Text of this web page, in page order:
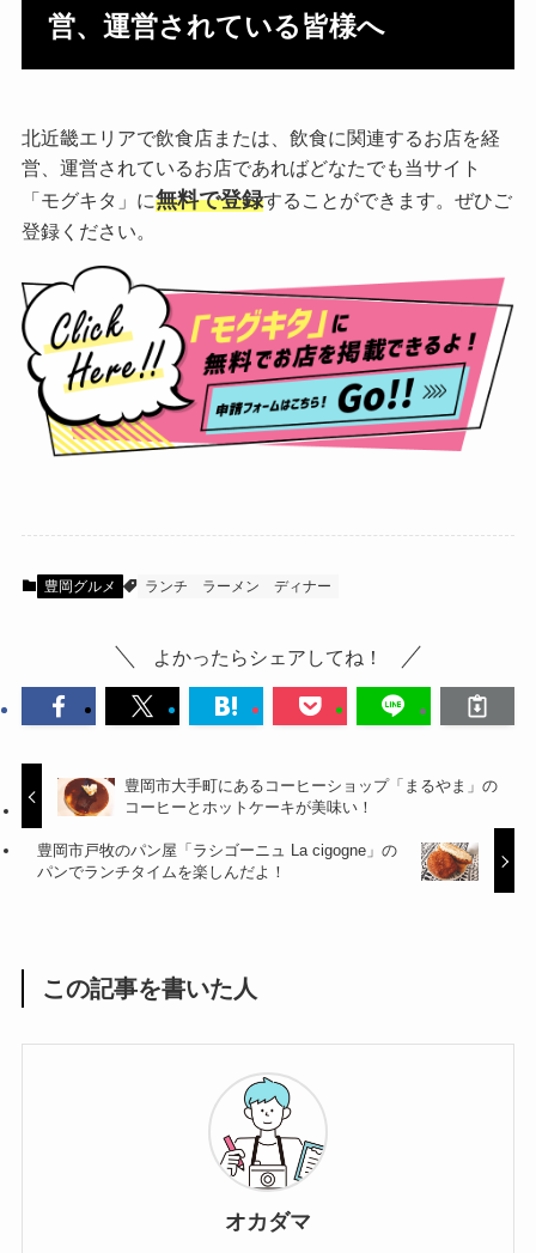
営、運営されている皆様へ
北近畿エリアで飲食店または、飲食に関連するお店を経
営、運営されているお店であればどなたでも当サイト
「モグキタ」に無料で登録することができます。ぜひご
登録ください。
豊岡グルメ ランチ ラーメン ディナー
よかったらシェアしてね！
豊岡市大手町にあるコーヒーショップ「まるやま」の
コーヒーとホットケーキが美味い！
豊岡市戸牧のパン屋「ラシゴーニュ La cigogne」の
パンでランチタイムを楽しんだよ！
この記事を書いた人
オカダマ